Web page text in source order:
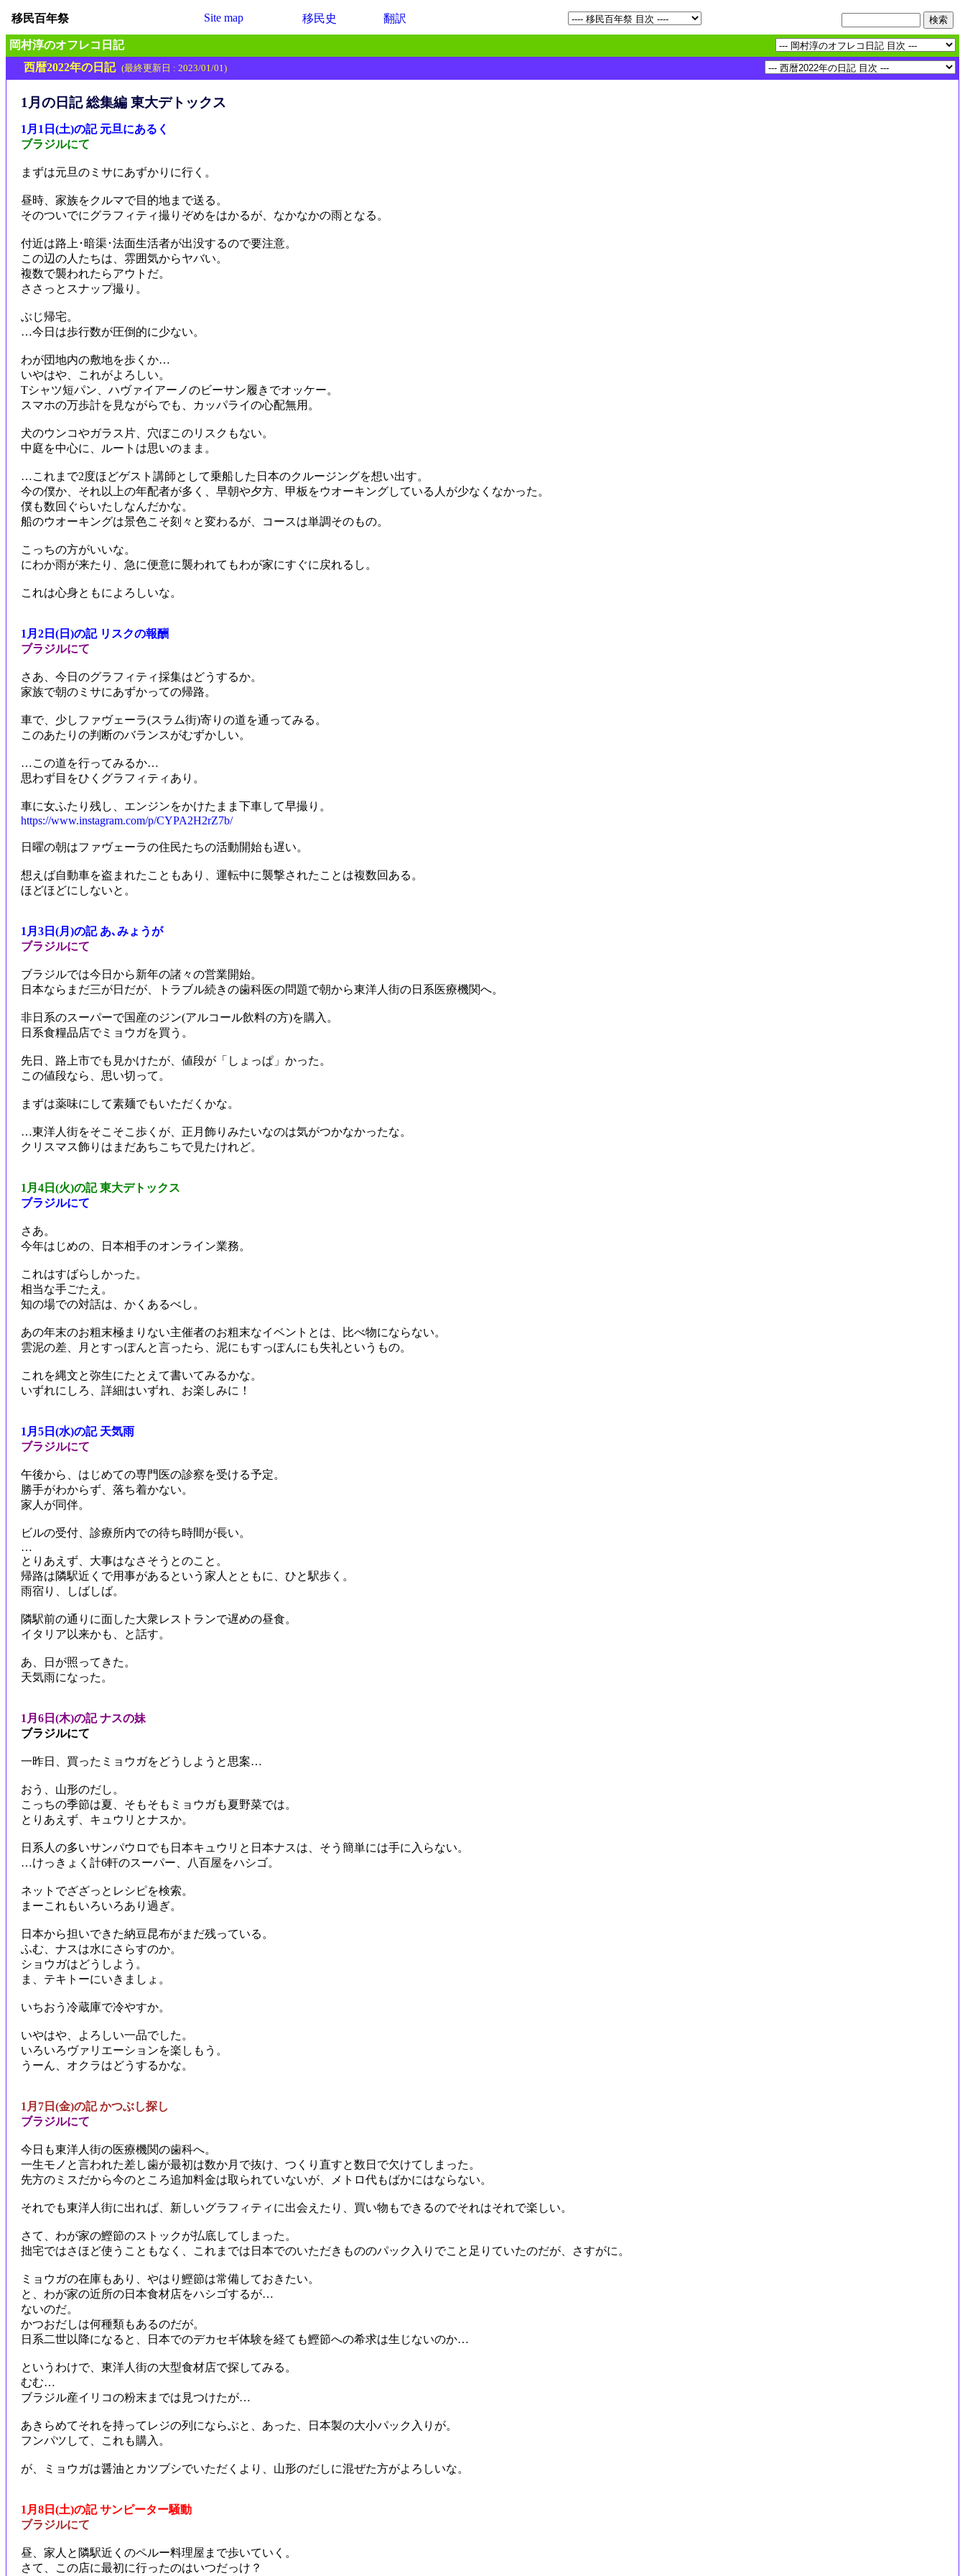
移民百年祭 Site map 移民史 翻訳
岡村淳のオフレコ日記
西暦2022年の日記 (最終更新日 : 2023/01/01)
1月の日記 総集編 東大デトックス
1月1日(土)の記 元旦にあるく
ブラジルにて
まずは元旦のミサにあずかりに行く。
昼時、家族をクルマで目的地まで送る。
そのついでにグラフィティ撮りぞめをはかるが、なかなかの雨となる。
付近は路上･暗渠･法面生活者が出没するので要注意。
この辺の人たちは、雰囲気からヤバい。
複数で襲われたらアウトだ。
ささっとスナップ撮り。
ぶじ帰宅。
…今日は歩行数が圧倒的に少ない。
わが団地内の敷地を歩くか…
いやはや、これがよろしい。
Tシャツ短パン、ハヴァイアーノのビーサン履きでオッケー。
スマホの万歩計を見ながらでも、カッパライの心配無用。
犬のウンコやガラス片、穴ぼこのリスクもない。
中庭を中心に、ルートは思いのまま。
…これまで2度ほどゲスト講師として乗船した日本のクルージングを想い出す。
今の僕か、それ以上の年配者が多く、早朝や夕方、甲板をウオーキングしている人が少なくなかった。
僕も数回ぐらいたしなんだかな。
船のウオーキングは景色こそ刻々と変わるが、コースは単調そのもの。
こっちの方がいいな。
にわか雨が来たり、急に便意に襲われてもわが家にすぐに戻れるし。
これは心身ともによろしいな。
1月2日(日)の記 リスクの報酬
ブラジルにて
さあ、今日のグラフィティ採集はどうするか。
家族で朝のミサにあずかっての帰路。
車で、少しファヴェーラ(スラム街)寄りの道を通ってみる。
このあたりの判断のバランスがむずかしい。
…この道を行ってみるか…
思わず目をひくグラフィティあり。
車に女ふたり残し、エンジンをかけたまま下車して早撮り。
https://www.instagram.com/p/CYPA2H2rZ7b/
日曜の朝はファヴェーラの住民たちの活動開始も遅い。
想えば自動車を盗まれたこともあり、運転中に襲撃されたことは複数回ある。
ほどほどにしないと。
1月3日(月)の記 あ､みょうが
ブラジルにて
ブラジルでは今日から新年の諸々の営業開始。
日本ならまだ三が日だが、トラブル続きの歯科医の問題で朝から東洋人街の日系医療機関へ。
非日系のスーパーで国産のジン(アルコール飲料の方)を購入。
日系食糧品店でミョウガを買う。
先日、路上市でも見かけたが、値段が「しょっぱ」かった。
この値段なら、思い切って。
まずは薬味にして素麺でもいただくかな。
…東洋人街をそこそこ歩くが、正月飾りみたいなのは気がつかなかったな。
クリスマス飾りはまだあちこちで見たけれど。
1月4日(火)の記 東大デトックス
ブラジルにて
さあ。
今年はじめの、日本相手のオンライン業務。
これはすばらしかった。
相当な手ごたえ。
知の場での対話は、かくあるべし。
あの年末のお粗末極まりない主催者のお粗末なイベントとは、比べ物にならない。
雲泥の差、月とすっぽんと言ったら、泥にもすっぽんにも失礼というもの。
これを縄文と弥生にたとえて書いてみるかな。
いずれにしろ、詳細はいずれ、お楽しみに！
1月5日(水)の記 天気雨
ブラジルにて
午後から、はじめての専門医の診察を受ける予定。
勝手がわからず、落ち着かない。
家人が同伴。
ビルの受付、診療所内での待ち時間が長い。
…
とりあえず、大事はなさそうとのこと。
帰路は隣駅近くで用事があるという家人とともに、ひと駅歩く。
雨宿り、しばしば。
隣駅前の通りに面した大衆レストランで遅めの昼食。
イタリア以来かも、と話す。
あ、日が照ってきた。
天気雨になった。
1月6日(木)の記 ナスの妹
ブラジルにて
一昨日、買ったミョウガをどうしようと思案…
おう、山形のだし。
こっちの季節は夏、そもそもミョウガも夏野菜では。
とりあえず、キュウリとナスか。
日系人の多いサンパウロでも日本キュウリと日本ナスは、そう簡単には手に入らない。
…けっきょく計6軒のスーパー、八百屋をハシゴ。
ネットでざざっとレシピを検索。
まーこれもいろいろあり過ぎ。
日本から担いできた納豆昆布がまだ残っている。
ふむ、ナスは水にさらすのか。
ショウガはどうしよう。
ま、テキトーにいきましょ。
いちおう冷蔵庫で冷やすか。
いやはや、よろしい一品でした。
いろいろヴァリエーションを楽しもう。
うーん、オクラはどうするかな。
1月7日(金)の記 かつぶし探し
ブラジルにて
今日も東洋人街の医療機関の歯科へ。
一生モノと言われた差し歯が最初は数か月で抜け、つくり直すと数日で欠けてしまった。
先方のミスだから今のところ追加料金は取られていないが、メトロ代もばかにはならない。
それでも東洋人街に出れば、新しいグラフィティに出会えたり、買い物もできるのでそれはそれで楽しい。
さて、わが家の鰹節のストックが払底してしまった。
拙宅ではさほど使うこともなく、これまでは日本でのいただきもののパック入りでこと足りていたのだが、さすがに。
ミョウガの在庫もあり、やはり鰹節は常備しておきたい。
と、わが家の近所の日本食材店をハシゴするが…
ないのだ。
かつおだしは何種類もあるのだが。
日系二世以降になると、日本でのデカセギ体験を経ても鰹節への希求は生じないのか…
というわけで、東洋人街の大型食材店で探してみる。
むむ…
ブラジル産イリコの粉末までは見つけたが…
あきらめてそれを持ってレジの列にならぶと、あった、日本製の大小パック入りが。
フンパツして、これも購入。
が、ミョウガは醤油とカツブシでいただくより、山形のだしに混ぜた方がよろしいな。
1月8日(土)の記 サンピーター騒動
ブラジルにて
昼、家人と隣駅近くのペルー料理屋まで歩いていく。
さて、この店に最初に行ったのはいつだっけ？